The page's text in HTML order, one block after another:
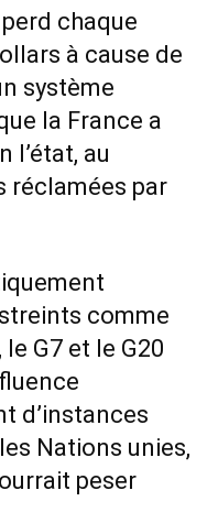
chaque
à cause de
système
la France a
l’état, au
réclamées par
comme
le G7 et le G20
d’instances
Nations unies,
peser